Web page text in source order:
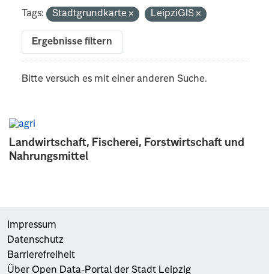
Landwirtschaft, Fischerei, Forstwirtschaft und
Nahrungsmittel
Tags: Stadtgrundkarte LeipziGIS
Ergebnisse filtern
Bitte versuch es mit einer anderen Suche.
Impressum
Datenschutz
Barrierefreiheit
Über Open Data-Portal der Stadt Leipzig